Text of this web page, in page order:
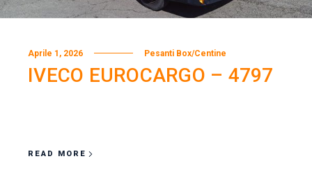
Aprile 1, 2026 Pesanti Box/Centine
IVECO EUROCARGO – 4797
READ MORE